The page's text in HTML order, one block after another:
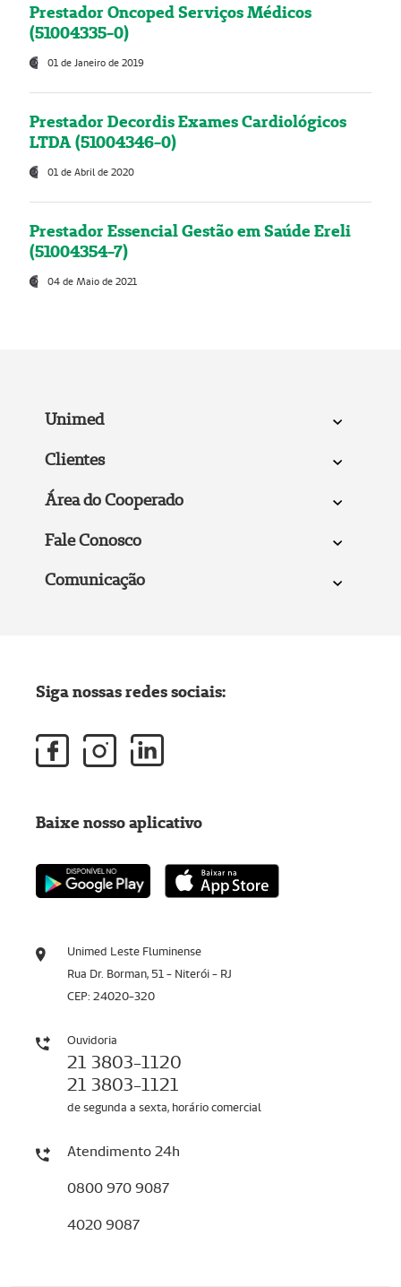
Prestador Oncoped Serviços Médicos
(51004335-0)
01 de Janeiro de 2019
Prestador Decordis Exames Cardiológicos
LTDA (51004346-0)
01 de Abril de 2020
Prestador Essencial Gestão em Saúde Ereli
(51004354-7)
04 de Maio de 2021
Unimed
Clientes
Área do Cooperado
Fale Conosco
Comunicação
Unimed Leste Fluminense
Rua Dr. Borman, 51 - Niterói - RJ
CEP: 24020-320
Ouvidoria
21 3803-1120
21 3803-1121
de segunda a sexta, horário comercial
Atendimento 24h
0800 970 9087
4020 9087
Siga nossas redes sociais:
Baixe nosso aplicativo